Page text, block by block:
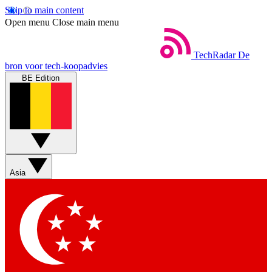
Skip to main content
Open menu Close main menu
TechRadar De
bron voor tech-koopadvies
BE Edition
Asia